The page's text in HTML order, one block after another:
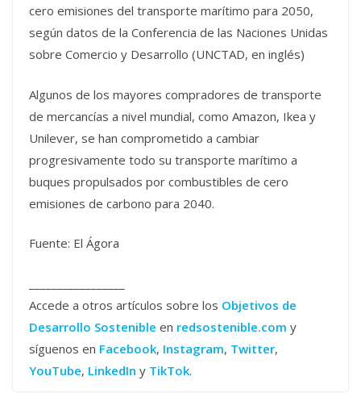
cero emisiones del transporte marítimo para 2050,
según datos de la Conferencia de las Naciones Unidas
sobre Comercio y Desarrollo (UNCTAD, en inglés)
Algunos de los mayores compradores de transporte
de mercancías a nivel mundial, como Amazon, Ikea y
Unilever, se han comprometido a cambiar
progresivamente todo su transporte marítimo a
buques propulsados por combustibles de cero
emisiones de carbono para 2040.
Fuente: El Ágora
Accede a otros artículos sobre los Objetivos de
Desarrollo Sostenible en redsostenible.com y
síguenos en Facebook, Instagram, Twitter,
YouTube, LinkedIn y TikTok.